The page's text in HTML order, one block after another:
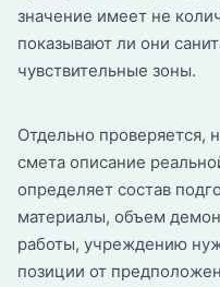
значение имеет не
показывают ли они
чувствительные зоны.
Отдельно проверяется,
смета описание
определяет состав
материалы, объем
работы, учреждению
позиции от